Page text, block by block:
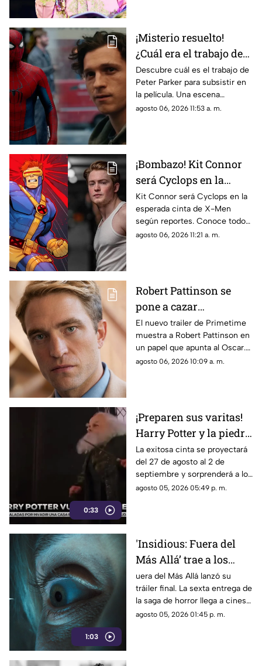
¡Misterio resuelto!
¿Cuál era el trabajo de
Peter Parker en Spider-
man: Brand New Day?
Descubre cuál es el trabajo de
Peter Parker para subsistir en
la película. Una escena
eliminada aclara las dudas de
agosto 06, 2026 11:53 a. m.
¡Bombazo! Kit Connor
será Cyclops en la
película de X-Men
Kit Connor será Cyclops en la
esperada cinta de X-Men
según reportes. Conoce todos
los detalles sobre el fichaje del
agosto 06, 2026 11:21 a. m.
Robert Pattinson se
pone a cazar
pederastas en el nuevo
thriller basado en
hechos reales
‘Primetime'
El nuevo trailer de Primetime
muestra a Robert Pattinson en
un papel que apunta al Oscar.
Descubre todos los detalles de
agosto 06, 2026 10:09 a. m.
0:33
¡Preparen sus varitas!
Harry Potter y la piedra
filosofal regresa a los
cines por su 25
aniversario
La exitosa cinta se proyectará
del 27 de agosto al 2 de
septiembre y sorprenderá a los
fanáticos con 15 minutos de
agosto 05, 2026 05:49 p. m.
1:03
'Insidious: Fuera del
Más Allá’ trae a los
demonios al mundo
real en su tráiler final
uera del Más Allá lanzó su
tráiler final. La sexta entrega de
la saga de horror llega a cines
el 21 de agosto de 2026.
agosto 05, 2026 01:45 p. m.